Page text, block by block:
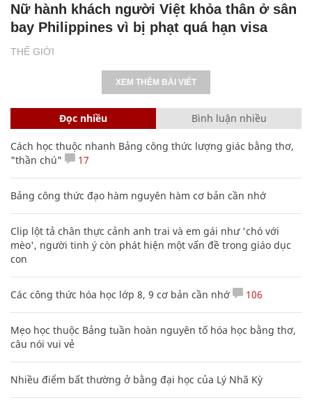
THẾ GIỚI
Nữ hành khách người Việt khỏa thân ở sân
bay Philippines vì bị phạt quá hạn visa
XEM THÊM BÀI VIẾT
Đọc nhiều Bình luận nhiều
Cách học thuộc nhanh Bảng công thức lượng giác bằng thơ,
"thần chú"
17
Bảng công thức đạo hàm nguyên hàm cơ bản cần nhớ
Clip lột tả chân thực cảnh anh trai và em gái như 'chó với
mèo', người tinh ý còn phát hiện một vấn đề trong giáo dục
con
Các công thức hóa học lớp 8, 9 cơ bản cần nhớ 106
Mẹo học thuộc Bảng tuần hoàn nguyên tố hóa học bằng thơ,
câu nói vui vẻ
Nhiều điểm bất thường ở bằng đại học của Lý Nhã Kỳ